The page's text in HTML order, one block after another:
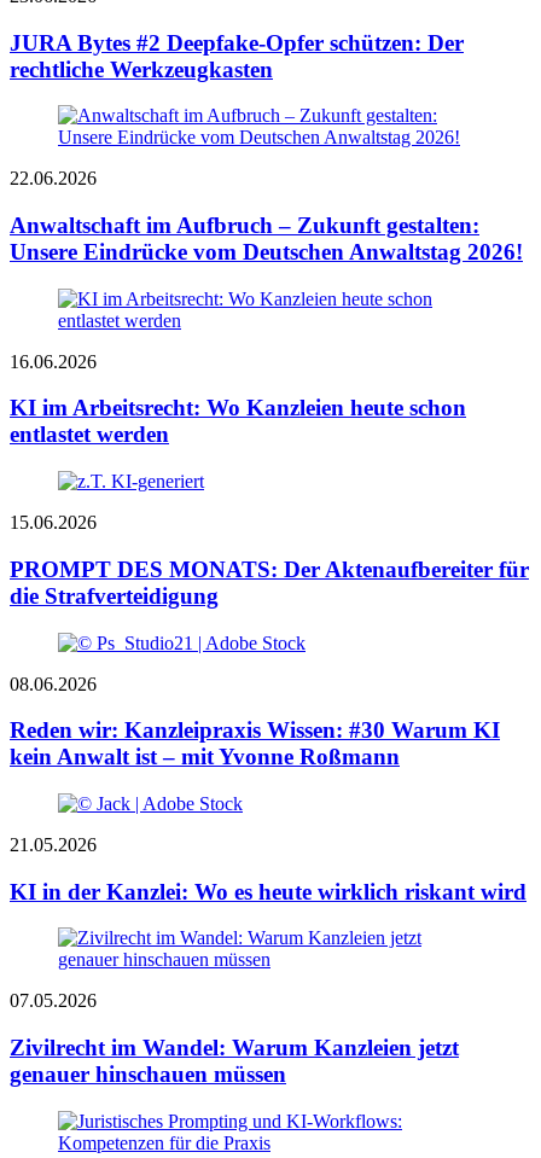
JURA Bytes #2 Deepfake-Opfer schützen: Der
rechtliche Werkzeugkasten
22.06.2026
Anwalt­schaft im Aufbruch – Zukunft gestalten:
Unsere Eindrücke vom Deutschen Anwaltstag 2026!
16.06.2026
KI im Arbeitsrecht: Wo Kanzleien heute schon
entlastet werden
15.06.2026
PROMPT DES MONATS: Der Aktenaufbereiter für
die Strafverteidigung
08.06.2026
Reden wir: Kanzleipraxis Wissen: #30 Warum KI
kein Anwalt ist – mit Yvonne Roßmann
21.05.2026
KI in der Kanzlei: Wo es heute wirklich riskant wird
07.05.2026
Zivilrecht im Wandel: Warum Kanzleien jetzt
genauer hinschauen müssen